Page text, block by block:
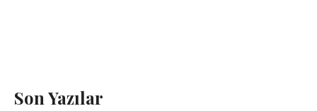
Son Yazılar